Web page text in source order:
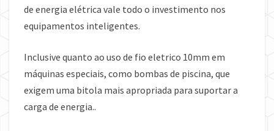
de energia elétrica vale todo o investimento nos
equipamentos inteligentes.
Inclusive quanto ao uso de fio eletrico 10mm em
máquinas especiais, como bombas de piscina, que
exigem uma bitola mais apropriada para suportar a
carga de energia..